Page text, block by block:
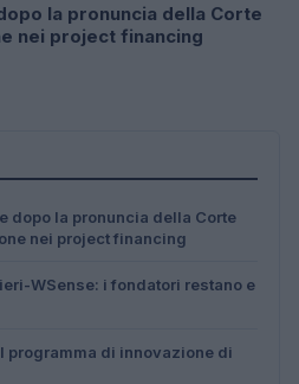
la pronuncia della Corte
nei project financing
dopo la pronuncia della Corte
nei project financing
WSense: i fondatori restano e
programma di innovazione di